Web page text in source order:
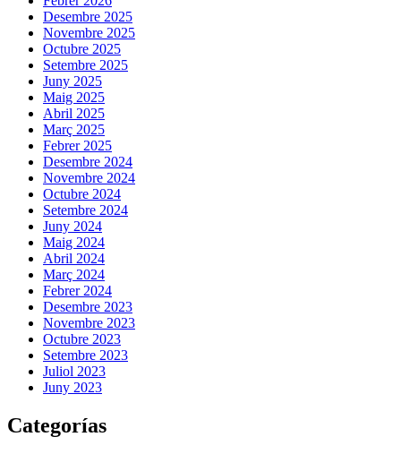
Desembre 2025
Novembre 2025
Octubre 2025
Setembre 2025
Juny 2025
Maig 2025
Abril 2025
Març 2025
Febrer 2025
Desembre 2024
Novembre 2024
Octubre 2024
Setembre 2024
Juny 2024
Maig 2024
Abril 2024
Març 2024
Febrer 2024
Desembre 2023
Novembre 2023
Octubre 2023
Setembre 2023
Juliol 2023
Juny 2023
Categorías